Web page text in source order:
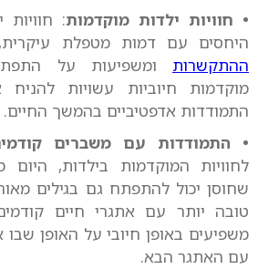
• חוויות ילדות מוקדמות: חוויות
היחסים עם דמות מטפלת
ההתקשרות ומשפיעות על
מוקדמות חיוביות עשויות להניח
התמודדות אדפטיביים בהמשך החיים.
• התמודדות עם משברים
לחוויות המוקדמות בילדות, היום
שחוסן יכול להתפתח גם בגילים
טובה יותר עם אתגרי חיים
משפיעים באופן חיובי על האופן
עם האתגר הבא.